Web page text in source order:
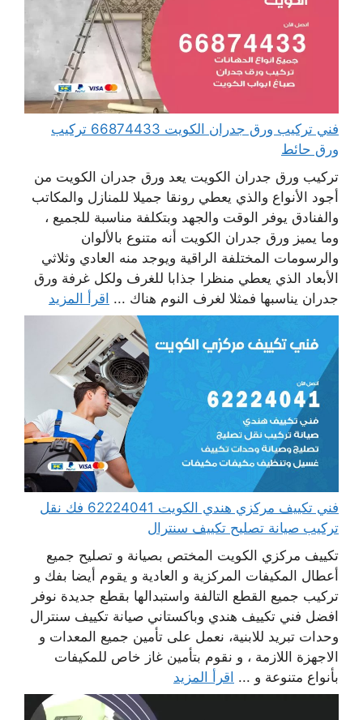
فني تركيب ورق جدران الكويت 66874433 تركيب
ورق حائط
تركيب ورق جدران الكويت يعد ورق جدران الكويت من
أجود الأنواع والذي يعطي رونقا جميلا للمنازل والمكاتب
والفنادق يوفر الوقت والجهد وبتكلفة مناسبة للجميع ،
وما يميز ورق جدران الكويت أنه متنوع بالألوان
والرسومات المختلفة الراقية ويوجد منه العادي وثلاثي
الأبعاد الذي يعطي منظرا جذابا للغرف ولكل غرفة ورق
جدران يناسبها فمثلا لغرف النوم هناك ... اقرأ المزيد
فني تكييف مركزي هندي الكويت 62224041 فك نقل
تركيب صيانة تصليح تكييف سنترال
تكييف مركزي الكويت المختص بصيانة و تصليح جميع
أعطال المكيفات المركزية و العادية و يقوم أيضا بفك و
تركيب جميع القطع التالفة واستبدالها بقطع جديدة نوفر
افضل فني تكييف هندي وباكستاني صيانة تكييف سنترال
وحدات تبريد للابنية، نعمل على تأمين جميع المعدات و
الاجهزة اللازمة ، و نقوم بتأمين غاز خاص للمكيفات
بأنواع متنوعة و ... اقرأ المزيد